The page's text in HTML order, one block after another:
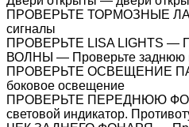
ПРОВЕРЬТЕ ТОРМОЗНЫЕ
сигналы
ПРОВЕРЬТЕ LISA LIGHTS —
ВОЛНЫ — Проверьте заднюю
ПРОВЕРЬТЕ ОСВЕЩЕНИЕ
боковое освещение
ПРОВЕРЬТЕ ПЕРЕДНЮЮ
световой индикатор.